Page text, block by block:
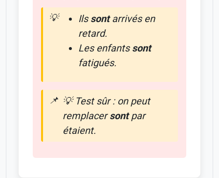
Ilssontarrivés en
retard.
Les enfantssont
fatigués.
💡 Test sûr : on peut
remplacersontpar
étaient.